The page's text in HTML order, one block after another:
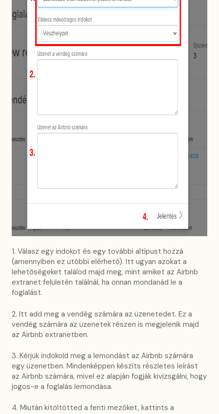
1. Válasz egy indokot és egy további altípust hozzá
(amennyiben ez utóbbi elérhető). Itt ugyan azokat a
lehetőségeket találod majd meg, mint amiket az Airbnb
extranet felületén találnál, ha onnan mondanád le a
foglalást.
2. Itt add meg a vendég számára az üzenetedet. Ez a
vendég számára az üzenetek részen is megjelenik majd
az Airbnb extranetben.
3. Kérjük indokold meg a lemondást az Airbnb számára
egy üzenetben. Mindenképpen készíts részletes leírást
az Airbnb számára, mivel ez alapján fogják kivizsgálni, hogy
jogos-e a foglalás lemondása.
4. Miután kitöltötted a fenti mezőket, kattints a